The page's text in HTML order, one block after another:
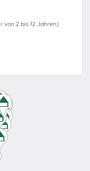
von 2 bis 12 Jahren)